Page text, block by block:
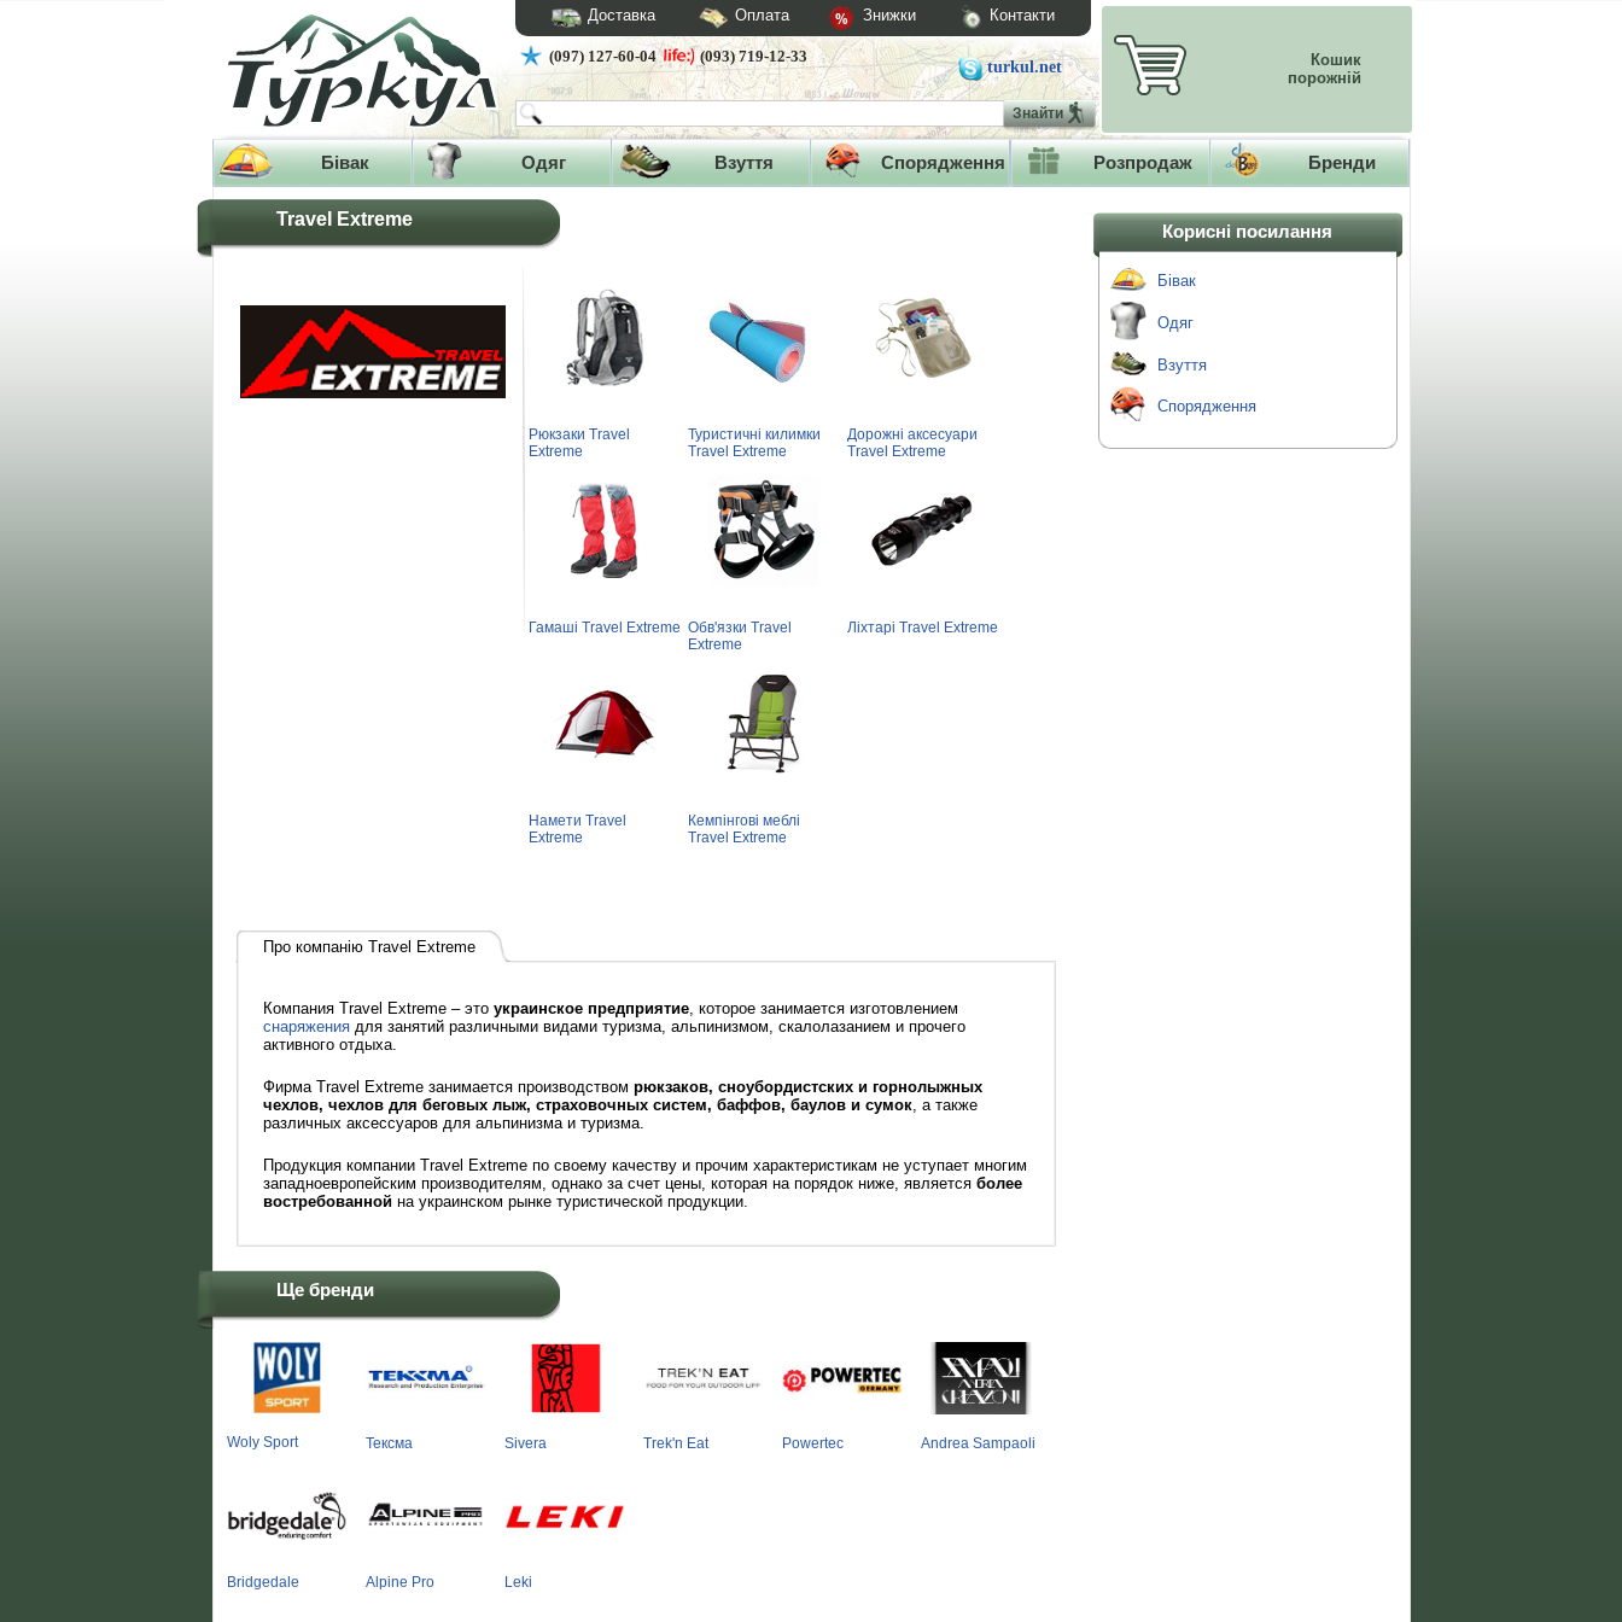
Доставка Оплата Знижки Контакти
(097) 127-60-04 (093) 719-12-33
turkul.net
Знайти
Кошик
порожній
Бівак Одяг Взуття Спорядження Розпродаж Бренди
Travel Extreme
Рюкзаки Travel
Extreme
Туристичні килимки
Travel Extreme
Дорожні аксесуари
Travel Extreme
Гамаші Travel Extreme Обв'язки Travel
Extreme
Ліхтарі Travel Extreme
Намети Travel
Extreme
Кемпінгові меблі
Travel Extreme
Про компанію Travel Extreme
Компания Travel Extreme – это украинское предприятие, которое занимается изготовлением
снаряжениядля занятий различными видами туризма, альпинизмом, скалолазанием и прочего
активного отдыха.
Фирма Travel Extreme занимается производством рюкзаков, сноубордистских и горнолыжных
чехлов, чехлов для беговых лыж, страховочных систем, баффов, баулов и сумок, а также
различных аксессуаров для альпинизма и туризма.
Продукция компании Travel Extreme по своему качеству и прочим характеристикам не уступает многим
западноевропейским производителям, однако за счет цены, которая на порядок ниже, является более
востребованнойна украинском рынке туристической продукции.
Ще бренди
Woly Sport Тексма Sivera Trek'n Eat Powertec Andrea Sampaoli
Bridgedale Alpine Pro Leki
Корисні посилання
Бівак
Одяг
Взуття
Спорядження